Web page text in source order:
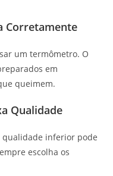
Corretamente
um termômetro. O
em
queimem.
Qualidade
qualidade inferior pode
escolha os